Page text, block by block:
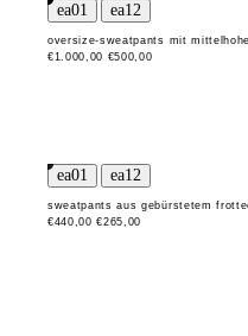
oversize-sweatpants mit
€1.000,00 €500,00
sweatpants aus gebürstetem
€440,00 €265,00